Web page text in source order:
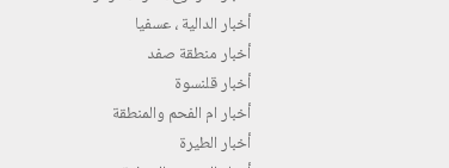
أخبار الدالية ، عسفيا
أخبار منطقة صفد
أخبار قلنسوة
أخبار ام الفحم والمنطقة
أخبار الطيرة